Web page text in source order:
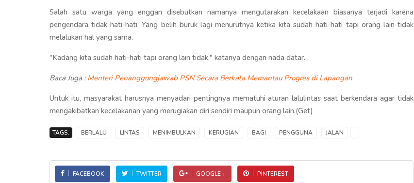
Salah satu warga yang enggan disebutkan namanya mengutarakan kecelakaan biasanya terjadi karena
pengendara tidak hati-hati. Yang belih buruk lagi menurutnya ketika kita sudah hati-hati tapi orang lain tidak
melalukan hal yang sama.
"Kadang kita sudah hati-hati tapi orang lain tidak," katanya dengan nada datar.
Baca Juga :Menteri Penanggungjawab PSN Secara Berkala Memantau Progres di Lapangan
Untuk itu, masyarakat harusnya menyadari pentingnya mematuhi aturan lalulintas saat berkendara agar tidak
mengakibatkan kecelakanan yang merugiakan diri sendiri maupun orang lain.(Get)
TAGS: BERLALU LINTAS MENIMBULKAN KERUGIAN BAGI PENGGUNA JALAN
FACEBOOK TWITTER GOOGLE + PINTEREST